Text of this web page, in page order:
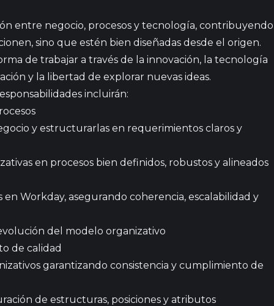
entre negocio, procesos y tecnología, contribuyendo
sino que estén bien diseñadas desde el origen.
de trabajar a través de la innovación, la tecnología
y la libertad de explorar nuevas ideas.
incluirán:
y estructurarlas en requerimientos claros y
en procesos bien definidos, robustos y alineados
Workday, asegurando coherencia, escalabilidad y
del modelo organizativo
de calidad
garantizando consistencia y cumplimiento de
de estructuras, posiciones y atributos